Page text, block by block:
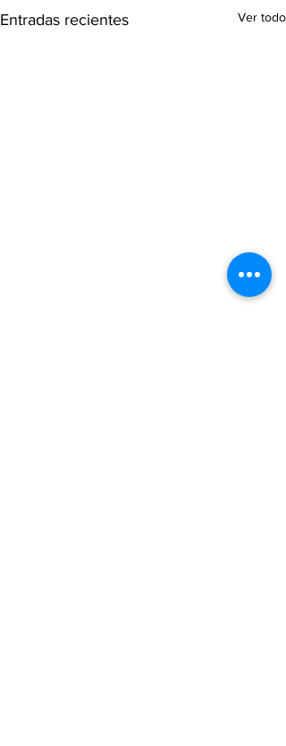
Entradas recientes Ver todo